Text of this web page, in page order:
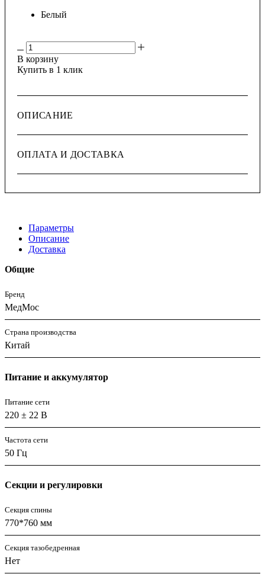
Белый
В корзину
Купить в 1 клик
ОПИСАНИЕ
ОПЛАТА И ДОСТАВКА
Параметры
Описание
Доставка
Общие
Бренд
МедМос
Страна производства
Китай
Питание и аккумулятор
Питание сети
220 ± 22 В
Частота сети
50 Гц
Секции и регулировки
Секция спины
770*760 мм
Секция тазобедренная
Нет